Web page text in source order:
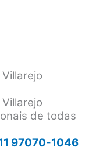
de todas
97070-1046